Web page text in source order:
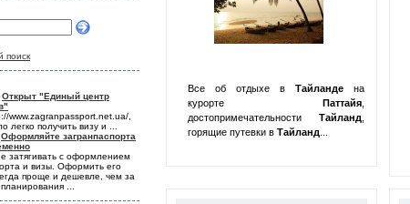
поиск
Открыт "Единый центр
www.zagranpassport.net.ua/,
легко получить визу и ...
Оформляйте загранпаспорта
затягивать с оформлением
и визы. Оформить его
проще и дешевле, чем за
...
Все об отдыхе в Тайланде на
курорте Паттайя
достопримечательности Тайланд
горящие путевки в Тайланд